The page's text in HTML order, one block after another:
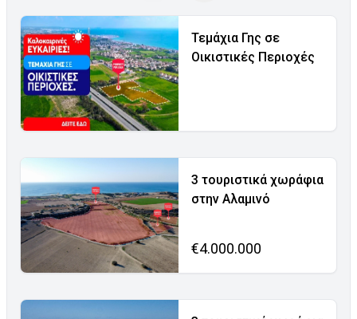
Τεμάχια Γης σε
Οικιστικές Περιοχές
3 τουριστικά χωράφια
στην Αλαμινό
€4.000.000